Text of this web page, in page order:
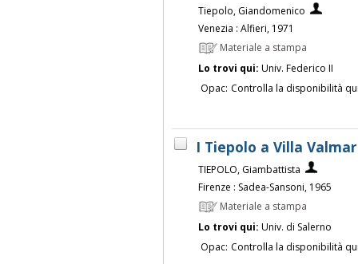
Tiepolo, Giandomenico
Venezia : Alfieri, 1971
Materiale a stampa
Lo trovi qui: Univ. Federico II
Opac: Controlla la disponibilità
I Tiepolo a Villa
TIEPOLO, Giambattista
Firenze : Sadea-Sansoni, 1965
Materiale a stampa
Lo trovi qui: Univ. di Salerno
Opac: Controlla la disponibilità